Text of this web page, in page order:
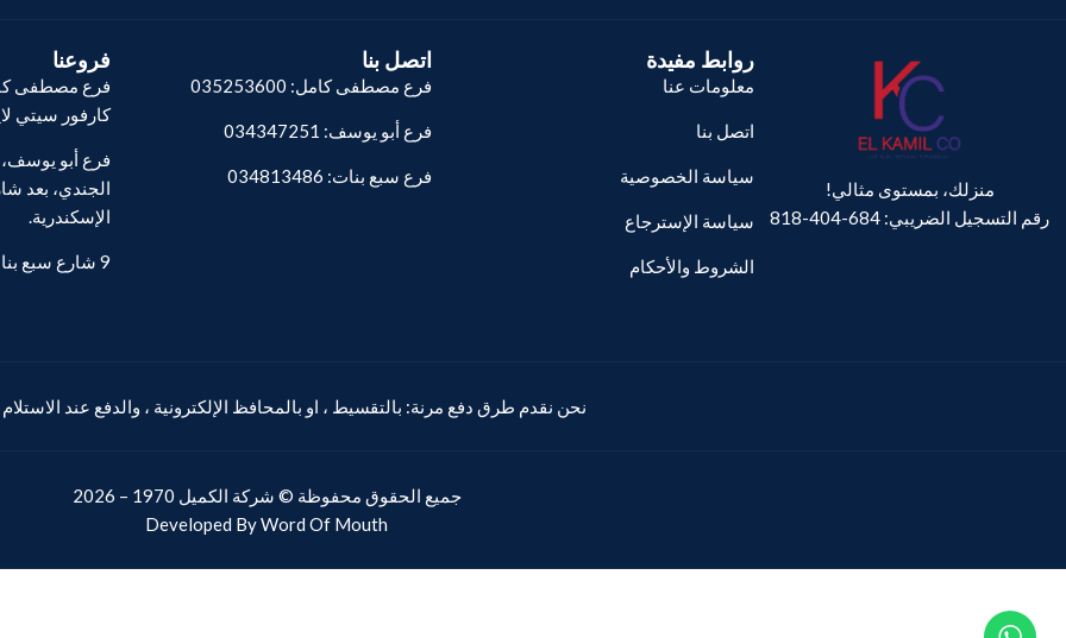
منزلك، بمستوى مثالي!
رقم التسجيل الضريبي: 684-404-818
روابط مفيدة
معلومات عنا
اتصل بنا
سياسة الخصوصية
سياسة الإسترجاع
الشروط والأحكام
اتصل بنا
فرع مصطفى كامل: 035253600
فرع أبو يوسف: 034347251
فرع سبع بنات: 034813486
فروعنا
فرع مصطفى
كارفور سيتي
الجندي، بعد
الإسكندرية.
9 شارع سبع بنات - المنشية.
نحن نقدم طرق دفع مرنة: بالتقسيط ، او بالمحافظ الإلكترونية ، والدفع عند
جميع الحقوق محفوظة © شركة الكميل
Developed ByWord Of Mouth